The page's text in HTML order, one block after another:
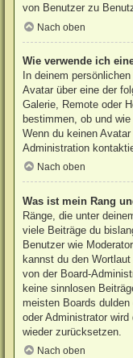
von Benutzer zu
Nach oben
Wie verwende ich
In deinem
Avatar über eine der
Galerie, Remote oder
bestimmen, ob und
Wenn du keinen
Administration
Nach oben
Was ist mein Rang
Ränge, die unter
viele Beiträge du
Benutzer wie
kannst du den
von der Board-
keine sinnlosen
meisten Boards
oder Administrator
wieder zurücksetzen.
Nach oben